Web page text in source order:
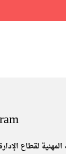
لقطاع